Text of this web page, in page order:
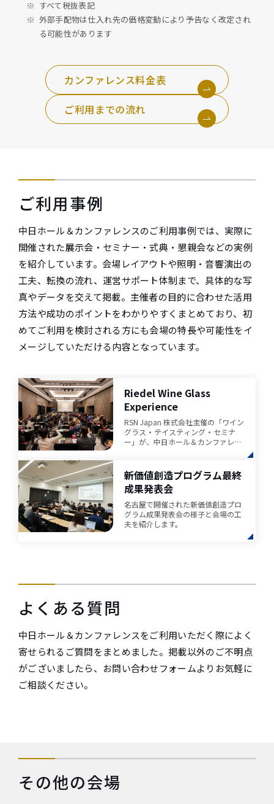
すべて税抜表記
外部手配物は仕入れ先の価格変動により予告なく改定され
る可能性があります
カンファレンス料金表
ご利用までの流れ
ご利用事例
中日ホール＆カンファレンスのご利用事例では、実際に
開催された展示会・セミナー・式典・懇親会などの実例
を紹介しています。会場レイアウトや照明・音響演出の
工夫、転換の流れ、運営サポート体制まで、具体的な写
真やデータを交えて掲載。主催者の目的に合わせた活用
方法や成功のポイントをわかりやすくまとめており、初
めてご利用を検討される方にも会場の特長や可能性をイ
メージしていただける内容となっています。
Riedel Wine Glass
Experience
RSN Japan 株式会社主催の「ワイン
グラス・テイスティング・セミナ
ー」が、中日ホール＆カンファレン
新価値創造プログラム最終
成果発表会
名古屋で開催された新価値創造プロ
グラム成果発表会の様子と会場の工
夫を紹介します。
よくある質問
中日ホール＆カンファレンスをご利用いただく際によく
寄せられるご質問をまとめました。掲載以外のご不明点
がございましたら、お問い合わせフォームよりお気軽に
ご相談ください。
その他の会場